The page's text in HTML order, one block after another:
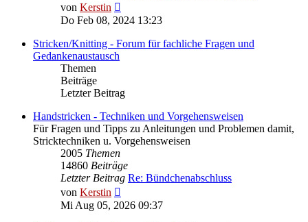
von Kerstin
Beitrag
Do Feb 08, 2024 13:23
Stricken/Knitting - Forum für fachliche Fragen und
Gedankenaustausch
Themen
Beiträge
Letzter Beitrag
Handstricken - Techniken und Vorgehensweisen
Für Fragen und Tipps zu Anleitungen und Problemen damit,
Stricktechniken u. Vorgehensweisen
2005 Themen
14860 Beiträge
Letzter Beitrag Re: Bündchenabschluss
von Kerstin
Beitrag
Mi Aug 05, 2026 09:37